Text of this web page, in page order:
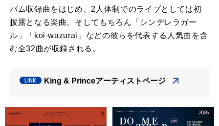
バム収録曲をはじめ、2人体制でのライブとしては初
披露となる楽曲、そしてもちろん「シンデレラガー
ル」「koi-wazurai」などの彼らを代表する人気曲を含
む全32曲が収録される。
King & Princeアーティストページ